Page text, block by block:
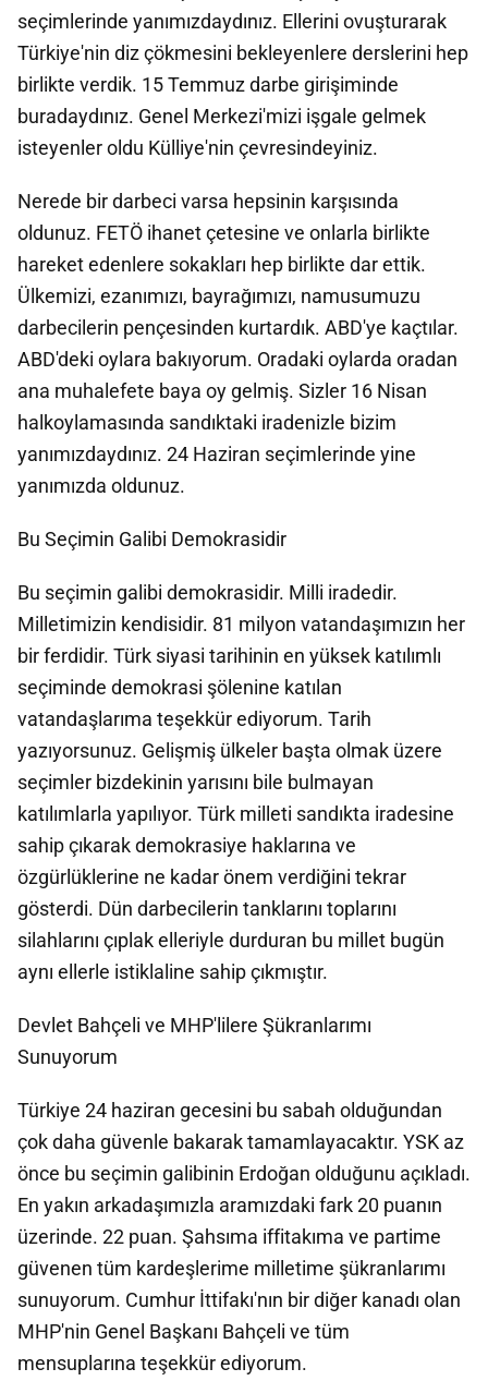
seçimlerinde yanımızdaydınız. Ellerini ovuşturarak
Türkiye'nin diz çökmesini bekleyenlere derslerini hep
birlikte verdik. 15 Temmuz darbe girişiminde
buradaydınız. Genel Merkezi'mizi işgale gelmek
isteyenler oldu Külliye'nin çevresindeyiniz.
Nerede bir darbeci varsa hepsinin karşısında
oldunuz. FETÖ ihanet çetesine ve onlarla birlikte
hareket edenlere sokakları hep birlikte dar ettik.
Ülkemizi, ezanımızı, bayrağımızı, namusumuzu
darbecilerin pençesinden kurtardık. ABD'ye kaçtılar.
ABD'deki oylara bakıyorum. Oradaki oylarda oradan
ana muhalefete baya oy gelmiş. Sizler 16 Nisan
halkoylamasında sandıktaki iradenizle bizim
yanımızdaydınız. 24 Haziran seçimlerinde yine
yanımızda oldunuz.
Bu Seçimin Galibi Demokrasidir
Bu seçimin galibi demokrasidir. Milli iradedir.
Milletimizin kendisidir. 81 milyon vatandaşımızın her
bir ferdidir. Türk siyasi tarihinin en yüksek katılımlı
seçiminde demokrasi şölenine katılan
vatandaşlarıma teşekkür ediyorum. Tarih
yazıyorsunuz. Gelişmiş ülkeler başta olmak üzere
seçimler bizdekinin yarısını bile bulmayan
katılımlarla yapılıyor. Türk milleti sandıkta iradesine
sahip çıkarak demokrasiye haklarına ve
özgürlüklerine ne kadar önem verdiğini tekrar
gösterdi. Dün darbecilerin tanklarını toplarını
silahlarını çıplak elleriyle durduran bu millet bugün
aynı ellerle istiklaline sahip çıkmıştır.
Devlet Bahçeli ve MHP'lilere Şükranlarımı
Sunuyorum
Türkiye 24 haziran gecesini bu sabah olduğundan
çok daha güvenle bakarak tamamlayacaktır. YSK az
önce bu seçimin galibinin Erdoğan olduğunu açıkladı.
En yakın arkadaşımızla aramızdaki fark 20 puanın
üzerinde. 22 puan. Şahsıma iffitakıma ve partime
güvenen tüm kardeşlerime milletime şükranlarımı
sunuyorum. Cumhur İttifakı'nın bir diğer kanadı olan
MHP'nin Genel Başkanı Bahçeli ve tüm
mensuplarına teşekkür ediyorum.